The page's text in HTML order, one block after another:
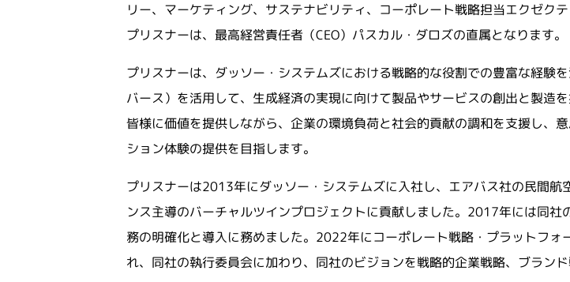
リー、マーケティング、サステナビリティ、コーポレート戦略担当エクゼク
プリスナーは、最高経営責任者（CEO）パスカル・ダロズの直属となります。
プリスナーは、ダッソー・システムズにおける戦略的な役割での豊富な経験
バース）を活用して、生成経済の実現に向けて製品やサービスの創出と製造
皆様に価値を提供しながら、企業の環境負荷と社会的貢献の調和を支援し、
ション体験の提供を目指します。
プリスナーは2013年にダッソー・システムズに入社し、エアバス社の民間
ンス主導のバーチャルツインプロジェクトに貢献しました。2017年には同
務の明確化と導入に務めました。2022年にコーポレート戦略・プラットフ
れ、同社の執行委員会に加わり、同社のビジョンを戦略的企業戦略、ブラン